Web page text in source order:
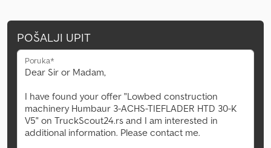
POŠALJI UPIT
Poruka*